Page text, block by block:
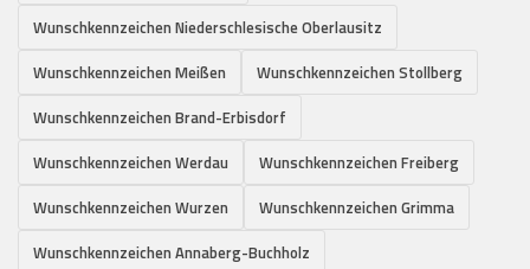
Wunschkennzeichen Niederschlesische Oberlausitz
Wunschkennzeichen Meißen
Wunschkennzeichen Stollberg
Wunschkennzeichen Brand-Erbisdorf
Wunschkennzeichen Werdau
Wunschkennzeichen Freiberg
Wunschkennzeichen Wurzen
Wunschkennzeichen Grimma
Wunschkennzeichen Annaberg-Buchholz